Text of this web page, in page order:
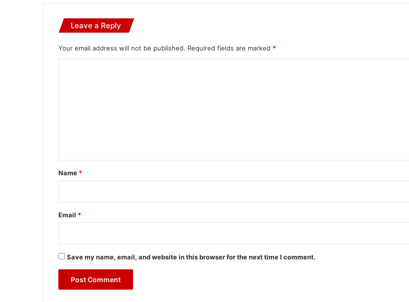
Leave a Reply
Your email address will not be published. Required fields are marked *
*
Name *
Email *
Save my name, email, and website in this browser for the next time I comment.